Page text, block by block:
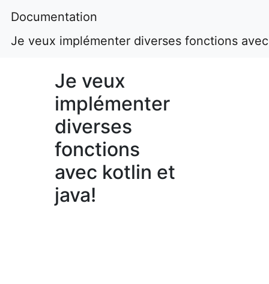
Documentation
Je veux implémenter diverses fonctions
Je veux
implémenter
diverses
fonctions
avec kotlin et
java!